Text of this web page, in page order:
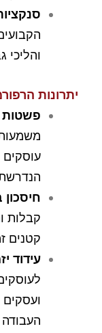
והליכי
יתרונות
פשטות
קבלות ו
קטנים
עידוד